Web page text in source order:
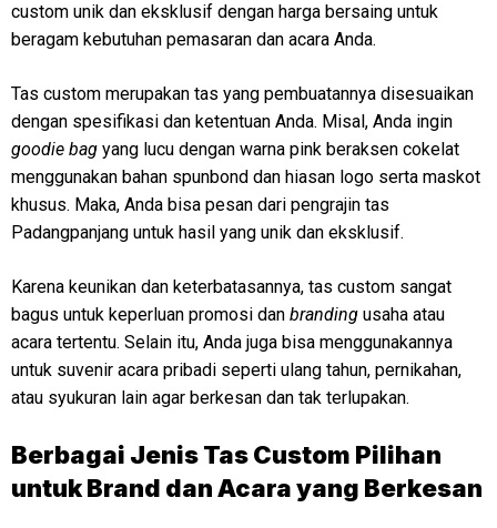
custom unik dan eksklusif dengan harga bersaing untuk
beragam kebutuhan pemasaran dan acara Anda.
Tas custom merupakan tas yang pembuatannya disesuaikan
dengan spesifikasi dan ketentuan Anda. Misal, Anda ingin
goodie bag yang lucu dengan warna pink beraksen cokelat
menggunakan bahan spunbond dan hiasan logo serta maskot
khusus. Maka, Anda bisa pesan dari pengrajin tas
Padangpanjang untuk hasil yang unik dan eksklusif.
Karena keunikan dan keterbatasannya, tas custom sangat
bagus untuk keperluan promosi dan branding usaha atau
acara tertentu. Selain itu, Anda juga bisa menggunakannya
untuk suvenir acara pribadi seperti ulang tahun, pernikahan,
atau syukuran lain agar berkesan dan tak terlupakan.
Berbagai Jenis Tas Custom Pilihan
untuk Brand dan Acara yang Berkesan